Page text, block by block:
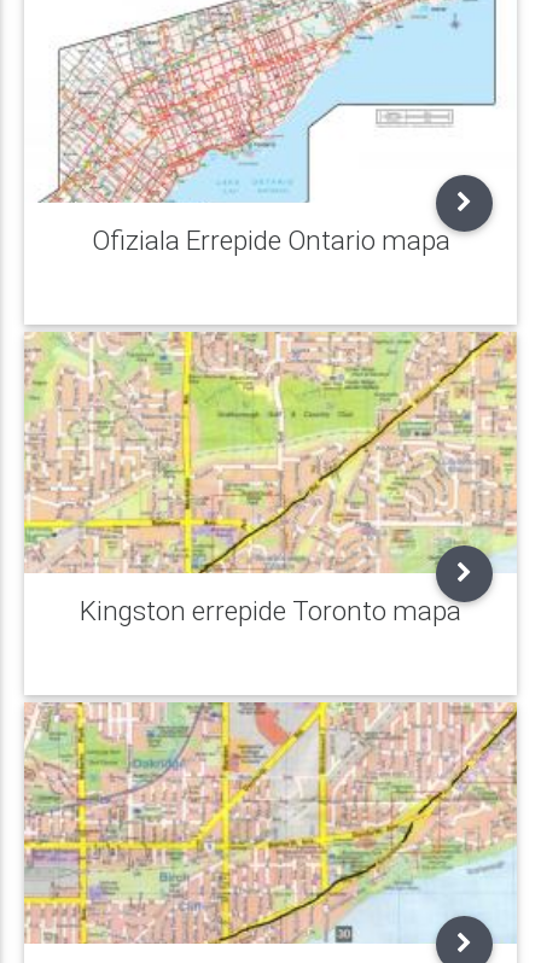
Ofiziala Errepide Ontario mapa
Kingston errepide Toronto mapa